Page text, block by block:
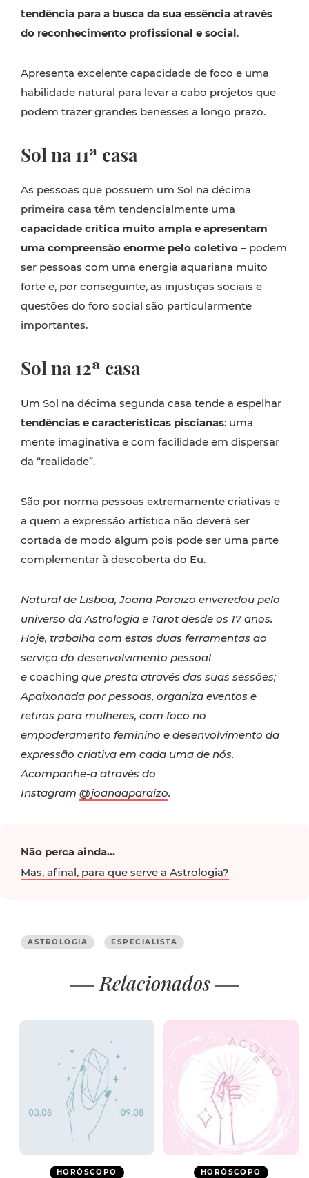
tendência para a busca da sua essência através
do reconhecimento profissional e social.
Apresenta excelente capacidade de foco e uma
habilidade natural para levar a cabo projetos que
podem trazer grandes benesses a longo prazo.
Sol na 11ª casa
As pessoas que possuem um Sol na décima
primeira casa têm tendencialmente uma
capacidade crítica muito ampla e apresentam
uma compreensão enorme pelo coletivo – podem
ser pessoas com uma energia aquariana muito
forte e, por conseguinte, as injustiças sociais e
questões do foro social são particularmente
importantes.
Sol na 12ª casa
Um Sol na décima segunda casa tende a espelhar
tendências e características piscianas: uma
mente imaginativa e com facilidade em dispersar
da “realidade”.
São por norma pessoas extremamente criativas e
a quem a expressão artística não deverá ser
cortada de modo algum pois pode ser uma parte
complementar à descoberta do Eu.
Natural de Lisboa, Joana Paraizo enveredou pelo
universo da Astrologia e Tarot desde os 17 anos.
Hoje, trabalha com estas duas ferramentas ao
serviço do desenvolvimento pessoal
e coaching que presta através das suas sessões;
Apaixonada por pessoas, organiza eventos e
retiros para mulheres, com foco no
empoderamento feminino e desenvolvimento da
expressão criativa em cada uma de nós.
Acompanhe-a através do
Instagram @joanaaparaizo.
Não perca ainda...
Mas, afinal, para que serve a Astrologia?
ASTROLOGIA ESPECIALISTA
Relacionados
HORÓSCOPO HORÓSCOPO